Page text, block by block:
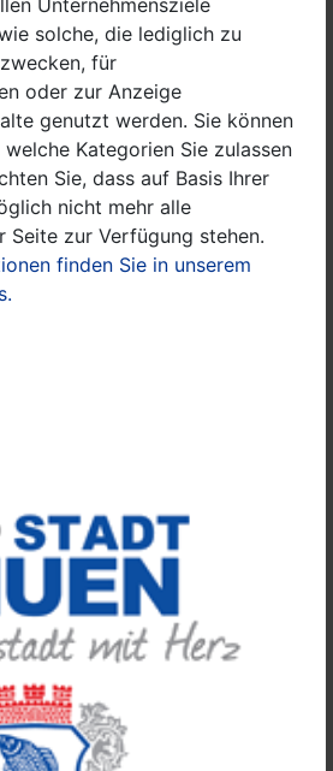
Unternehmensziele
solche, die lediglich zu
für
oder zur Anzeige
genutzt werden. Sie können
Kategorien Sie zulassen
Sie, dass auf Basis Ihrer
nicht mehr alle
Seite zur Verfügung stehen.
finden Sie in unserem
wurden schließlich von
Manuel Meger (Die Ländliche)
ließ der Bürgermeister die
Revue passieren.
ist mal ein Fest! Megers Halle
best'! Ob Luchweg, ob
der Bagger. Unsere Stadt wird
- immer praller!“
Tross - die Hymne „Unsere
wo der Bürgermeister in der
den neuen Orden von den
Lokale Nachrichten